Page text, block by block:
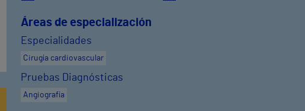
Áreas de especialización
Especialidades
Cirugía cardiovascular
Pruebas Diagnósticas
Angiografía